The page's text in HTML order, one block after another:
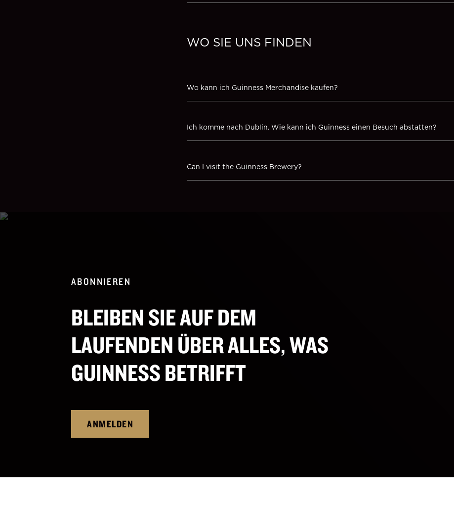
WO SIE UNS FINDEN
Wo kann ich Guinness Merchandise kaufen?
Ich komme nach Dublin. Wie kann ich Guinness einen Besuch abstatten?
Can I visit the Guinness Brewery?
ABONNIEREN
BLEIBEN SIE AUF DEM
LAUFENDEN ÜBER ALLES, WAS
GUINNESS BETRIFFT
ANMELDEN